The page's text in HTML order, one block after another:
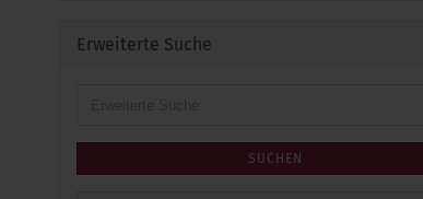
Erweiterte Suche
SUCHEN